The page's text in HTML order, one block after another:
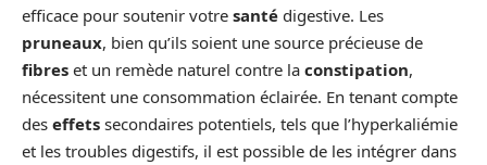
efficace pour soutenir votre santé digestive. Les
pruneaux, bien qu’ils soient une source précieuse de
fibres et un remède naturel contre la constipation,
nécessitent une consommation éclairée. En tenant compte
des effets secondaires potentiels, tels que l’hyperkaliémie
et les troubles digestifs, il est possible de les intégrer dans